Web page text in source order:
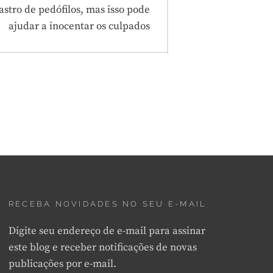
de pedófilos, mas isso pode
ajudar a inocentar os culpados
RECEBA NOVIDADES NO SEU E-MAIL
Digite seu endereço de e-mail para assinar
este blog e receber notificações de novas
publicações por e-mail.